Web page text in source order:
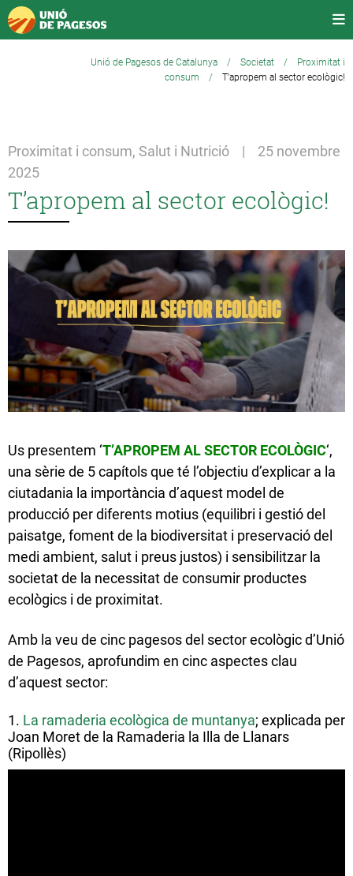
Unió de Pagesos de Catalunya / Societat / Proximitat i
consum / T’apropem al sector ecològic!
Proximitat i consum, Salut i Nutrició | 25 novembre
2025
T’apropem al sector ecològic!
Us presentem ‘T’APROPEM AL SECTOR ECOLÒGIC‘,
una sèrie de 5 capítols que té l’objectiu d’explicar a la
ciutadania la importància d’aquest model de
producció per diferents motius (equilibri i gestió del
paisatge, foment de la biodiversitat i preservació del
medi ambient, salut i preus justos) i sensibilitzar la
societat de la necessitat de consumir productes
ecològics i de proximitat.
Amb la veu de cinc pagesos del sector ecològic d’Unió
de Pagesos, aprofundim en cinc aspectes clau
d’aquest sector:
1. La ramaderia ecològica de muntanya; explicada per
Joan Moret de la Ramaderia la Illa de Llanars
(Ripollès)